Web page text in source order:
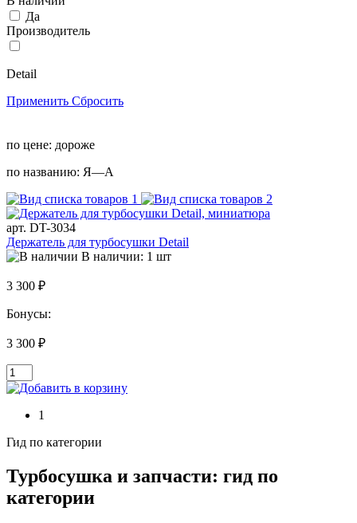
Да
Производитель
Detail
Применить Сбросить
по цене: дороже
по названию: Я—А
арт. DT-3034
Держатель для турбосушки Detail
В наличии: 1 шт
3 300 ₽
Бонусы:
3 300 ₽
1
Гид по категории
Турбосушка и запчасти: гид по
категории